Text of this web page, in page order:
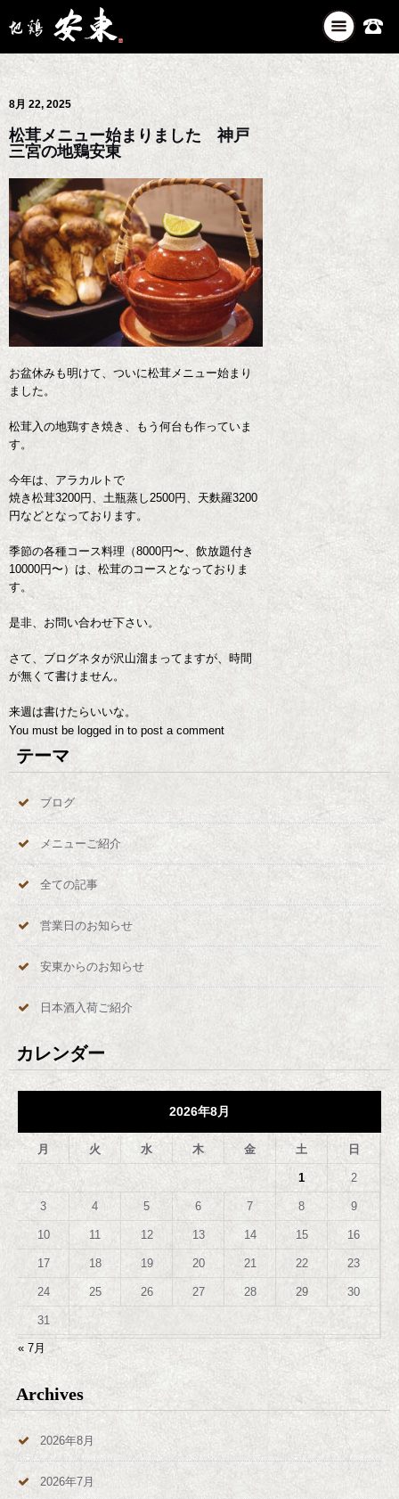
ナ
ビ
ゲ
シ
8月 22, 2025
松茸メニュー始まりました 神戸
三宮の地鶏安東
お盆休みも明けて、ついに松茸メニュー始まり
ました。
松茸入の地鶏すき焼き、もう何台も作っていま
す。
今年は、アラカルトで
焼き松茸3200円、土瓶蒸し2500円、天麩羅3200
円などとなっております。
季節の各種コース料理（8000円〜、飲放題付き
10000円〜）は、松茸のコースとなっておりま
す。
是非、お問い合わせ下さい。
さて、ブログネタが沢山溜まってますが、時間
が無くて書けません。
来週は書けたらいいな。
You must be logged in to post a comment
テーマ
ブログ
メニューご紹介
全ての記事
営業日のお知らせ
安東からのお知らせ
日本酒入荷ご紹介
カレンダー
2026年8月
月 火 水 木 金 土 日
1 2
3 4 5 6 7 8 9
10 11 12 13 14 15 16
17 18 19 20 21 22 23
24 25 26 27 28 29 30
31
« 7月
Archives
2026年8月
2026年7月